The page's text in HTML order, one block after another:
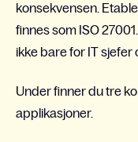
konsekvensen.
finnes som ISO
ikke bare for IT sjefer
Under finner du tre
applikasjoner.